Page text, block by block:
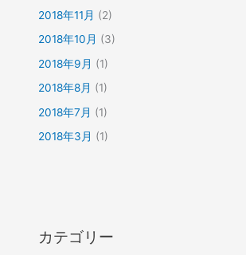
2018年11月 (2)
2018年10月 (3)
2018年9月 (1)
2018年8月 (1)
2018年7月 (1)
2018年3月 (1)
カテゴリー